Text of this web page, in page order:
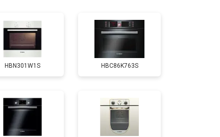
HBN301W1S HBC86K763S